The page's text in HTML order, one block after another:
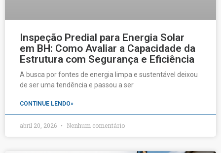
Inspeção Predial para Energia Solar
em BH: Como Avaliar a Capacidade da
Estrutura com Segurança e Eficiência
A busca por fontes de energia limpa e sustentável deixou
de ser uma tendência e passou a ser
CONTINUE LENDO»
abril 20, 2026 Nenhum comentário